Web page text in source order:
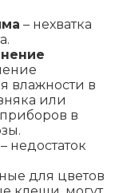
– нехватка
влажности в
или
в
– недостаток
для цветов